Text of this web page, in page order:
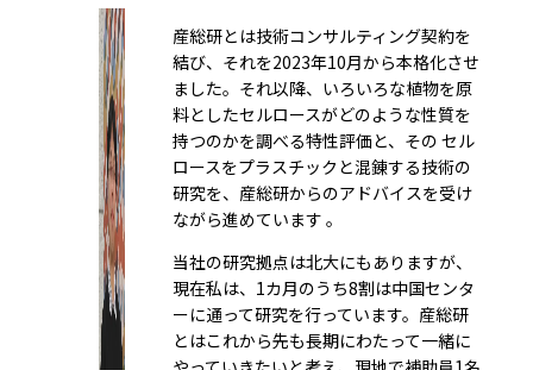
産総研とは技術コンサルティング契約を
結び、それを2023年10月から本格化させ
ました。それ以降、いろいろな植物を原
料としたセルロースがどのような性質を
持つのかを調べる特性評価と、その セル
ロースをプラスチックと混錬する技術の
研究を、産総研からのアドバイスを受け
ながら進めています 。
当社の研究拠点は北大にもありますが、
現在私は、1カ月のうち8割は中国センタ
ーに通って研究を行っています。産総研
とはこれから先も長期にわたって一緒に